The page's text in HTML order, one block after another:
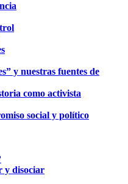
y nuestras fuentes de
como activista
social y político
y disociar